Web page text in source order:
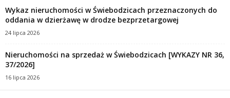
Wykaz nieruchomości w Świebodzicach przeznaczonych do
oddania w dzierżawę w drodze bezprzetargowej
24 lipca 2026
Nieruchomości na sprzedaż w Świebodzicach [WYKAZY NR 36,
37/2026]
16 lipca 2026